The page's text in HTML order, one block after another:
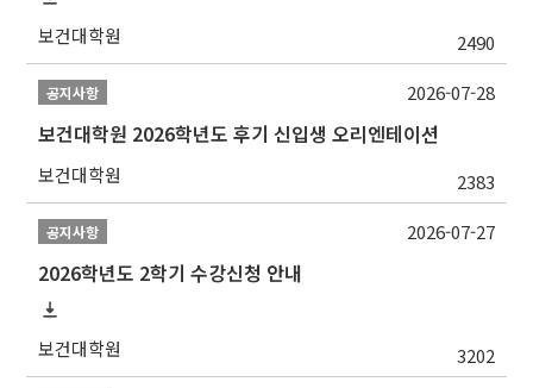
보건대학원 2490
공지사항
보건대학원 2026학년도 후기 신입생 오리엔테이션
보건대학원 2383
2026-07-28
공지사항
2026학년도 2학기 수강신청 안내
보건대학원 3202
2026-07-27